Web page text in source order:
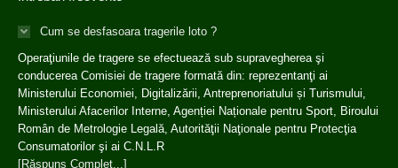
Cum se desfasoara tragerile loto ?
Operaţiunile de tragere se efectuează sub supravegherea şi
conducerea Comisiei de tragere formată din: reprezentanţi ai
Ministerului Economiei, Digitalizării, Antreprenoriatului și Turismului,
Ministerului Afacerilor Interne, Agenției Naționale pentru Sport, Biroului
Român de Metrologie Legală, Autorităţii Naţionale pentru Protecţia
Consumatorilor şi ai C.N.L.R
[Răspuns Complet...]